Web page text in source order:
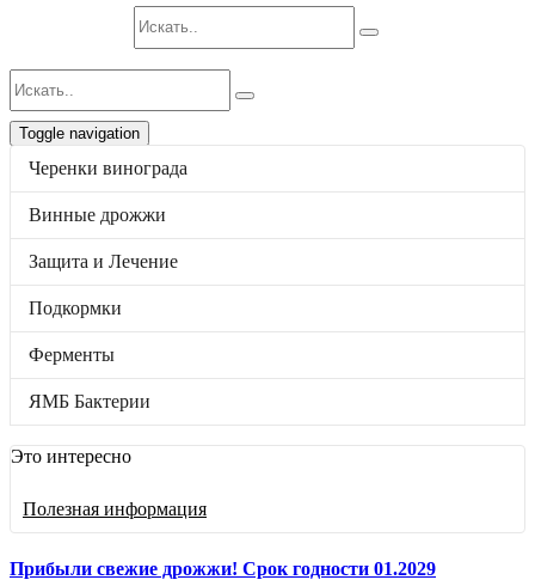
Toggle navigation
Каталог
Винные дрожжи
Защита и Лечение
Подкормки
Ферменты
Бренды
Отложенные товары
Черенки винограда
Винные дрожжи
Защита и Лечение
Подкормки
p
Черенки винограда
Винные дрожжи
Защита и Лечение
Подкормки
Ферменты
ЯМБ Бактерии
Это интересно
Полезная информация
Прибыли свежие дрожжи! Срок годности 01.2029